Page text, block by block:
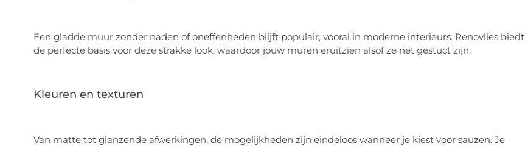
Een gladde muur zonder naden of oneffenheden blijft populair, vooral in moderne interieurs. Renovlies biedt
de perfecte basis voor deze strakke look, waardoor jouw muren eruitzien alsof ze net gestuct zijn.
Kleuren en texturen
Van matte tot glanzende afwerkingen, de mogelijkheden zijn eindeloos wanneer je kiest voor sauzen. Je